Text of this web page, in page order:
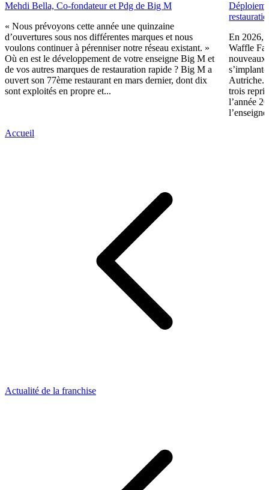
Mehdi Bella, Co-fondateur et Pdg de Big M
« Nous prévoyons cette année une quinzaine
d’ouvertures sous nos différentes marques et nous
voulons continuer à pérenniser notre réseau existant. »
Où en est le développement de votre enseigne Big M et
de vos autres marques de restauration rapide ? Big M a
ouvert son 77ème restaurant en mars dernier, dont dix
sont exploités en propre et...
En 2026,
Waffle
nouveaux
Autriche.
trois
l’année
Accueil
Actualité de la franchise